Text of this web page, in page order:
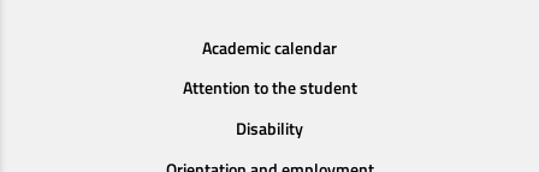
Academic calendar
Attention to the student
Disability